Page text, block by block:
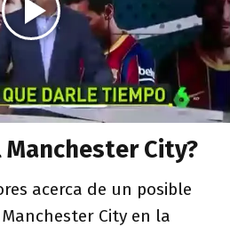
Manchester City?
acerca de un posible
City en la